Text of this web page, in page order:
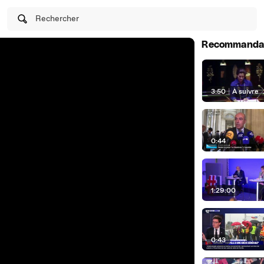
Rechercher
3:50 | À suivre
0:44
1:29:00
0:43